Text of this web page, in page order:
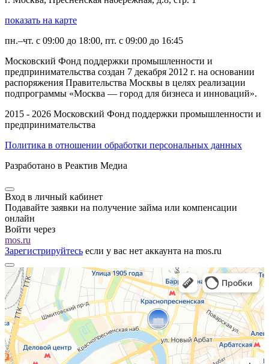
показать на карте
пн.–чт. с 09:00 до 18:00, пт. с 09:00 до 16:45
Московский Фонд поддержки промышленности и
предпринимательства создан 7 декабря 2012 г. на основании
распоряжения Правительства Москвы в целях реализации
подпрограммы «Москва — город для бизнеса и инноваций».
2015 - 2026 Московский Фонд поддержки промышленности и
предпринимательства
Политика в отношении обработки персональных данных
Разработано в Реактив Медиа
Вход в личный кабинет
Подавайте заявки на получение займа или компенсации
онлайн
Войти через
mos.ru
Зарегистрируйтесь если у вас нет аккаунта на mos.ru